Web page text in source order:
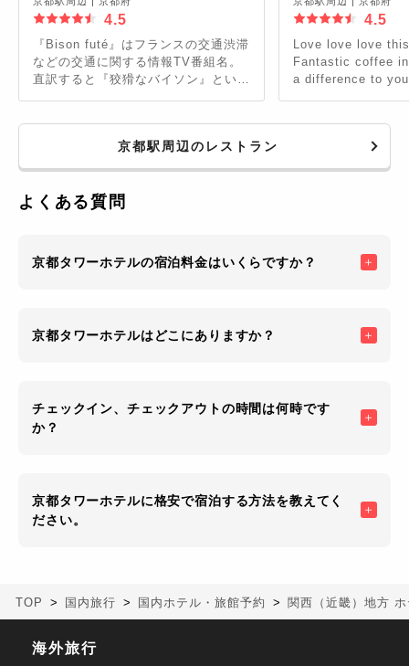
4.5
『Bison futé』はフランスの交通渋滞
などの交通に関する情報TV番組名。
直訳すると『狡猾なバイソン』という
から転じています。狡猾なバイソンの
ように店舗運営も上手くやって、商売
の願いが込められています。
4.5
Love love love
Fantastic coffee
a difference to
京都駅周辺のレストラン
よくある質問
京都タワーホテルの宿泊料金はいくらですか？
京都タワーホテルはどこにありますか？
チェックイン、チェックアウトの時間は何時です
か？
京都タワーホテルに格安で宿泊する方法を教えてく
ださい。
TOP 国内旅行 国内ホテル・旅館予約 関西（近畿）地方
海外旅行